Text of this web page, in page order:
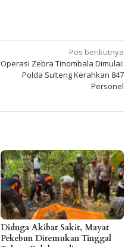
Pos berikutnya
Operasi Zebra Tinombala Dimulai:
Polda Sulteng Kerahkan 847
Personel
Diduga Akibat Sakit, Mayat
Pekebun Ditemukan Tinggal